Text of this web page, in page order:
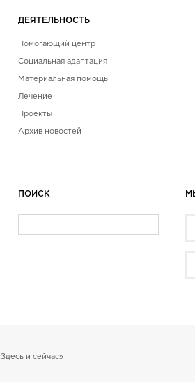
ДЕЯТЕЛЬНОСТЬ
Помогающий центр
Социальная адаптация
Материальная помощь
Лечение
Проекты
Архив новостей
ПОИСК
и сейчас»